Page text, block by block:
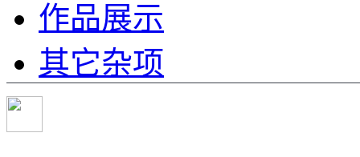
作品展示
其它杂项